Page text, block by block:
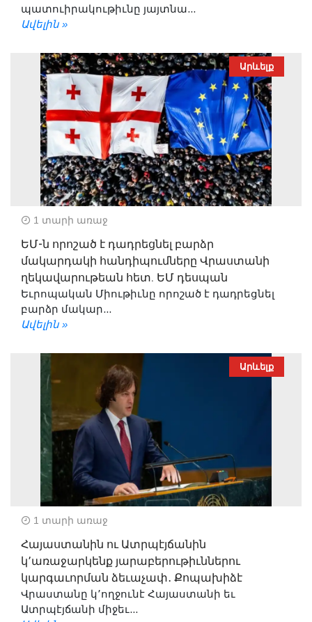
պատուիրակութիւնը յայտնա...
Ավելին »
Արևելք
1 տարի առաջ
ԵՄ-ն որոշած է դադրեցնել բարձր
մակարդակի հանդիպումները Վրաստանի
ղեկավարութեան հետ. ԵՄ դեսպան
Եւրոպական Միութիւնը որոշած է դադրեցնել
բարձր մակար...
Ավելին »
Արևելք
1 տարի առաջ
Հայաստանին ու Ատրպէյճանին
կ՚առաջարկենք յարաբերութիւններու
կարգաւորման ձեւաչափ․ Քոպախիձէ
Վրաստանը կ՚ողջունէ Հայաստանի եւ
Ատրպէյճանի միջեւ...